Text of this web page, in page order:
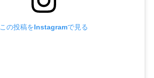
この投稿をInstagramで見る